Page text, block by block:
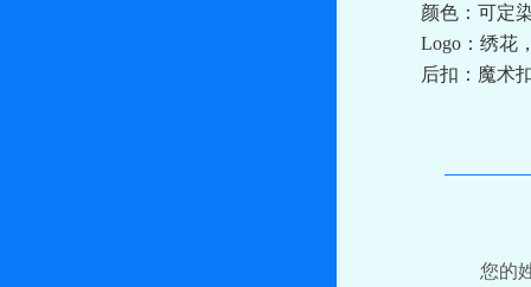
颜色：可定
Logo：绣花
后扣：魔术
您的